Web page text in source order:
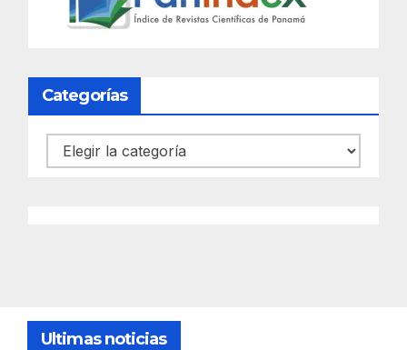
Categorías
Categorías
Ultimas noticias